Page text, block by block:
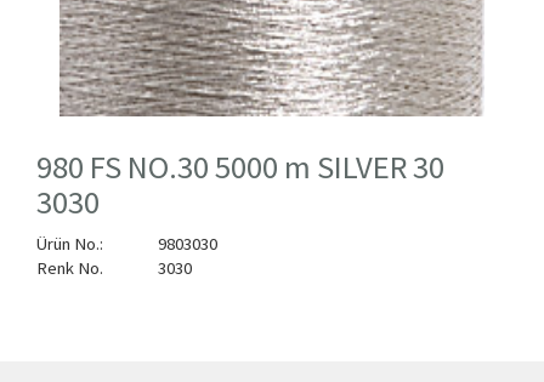
980 FS NO.30 5000 m SILVER 30
3030
Ürün No.:
9803030
Renk No.
3030